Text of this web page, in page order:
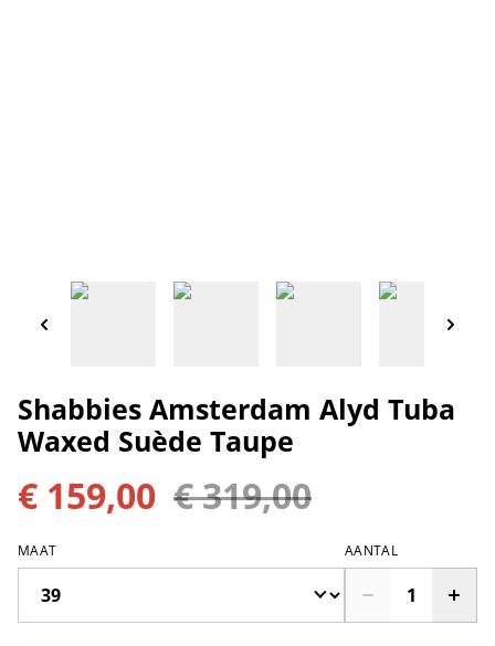
Shabbies Amsterdam Alyd Tuba
Waxed Suède Taupe
€ 159,00 € 319,00
MAAT AANTAL